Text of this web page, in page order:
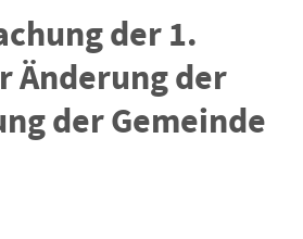
der 1.
Änderung der
der Gemeinde